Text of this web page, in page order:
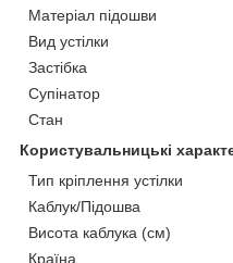
Матеріал підошви
Вид устілки
Застібка
Супінатор
Стан
Користувальницькі
Тип кріплення устілки
Каблук/Підошва
Висота каблука (см)
Країна